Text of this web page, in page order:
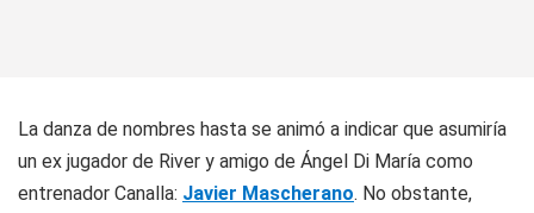
La danza de nombres hasta se animó a indicar que asumiría
un ex jugador de River y amigo de Ángel Di María como
entrenador Canalla: Javier Mascherano. No obstante,